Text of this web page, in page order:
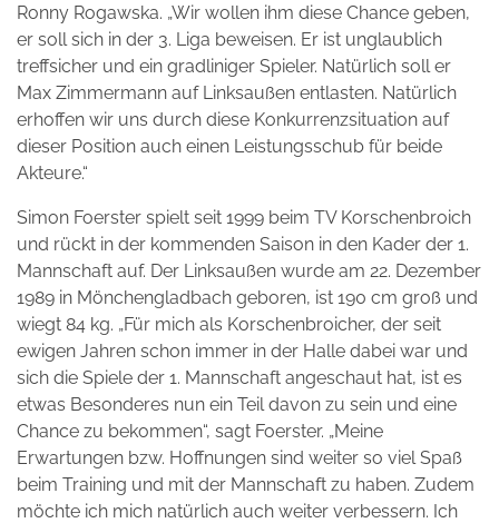
Ronny Rogawska. „Wir wollen ihm diese Chance geben,
er soll sich in der 3. Liga beweisen. Er ist unglaublich
treffsicher und ein gradliniger Spieler. Natürlich soll er
Max Zimmermann auf Linksaußen entlasten. Natürlich
erhoffen wir uns durch diese Konkurrenzsituation auf
dieser Position auch einen Leistungsschub für beide
Akteure.“
Simon Foerster spielt seit 1999 beim TV Korschenbroich
und rückt in der kommenden Saison in den Kader der 1.
Mannschaft auf. Der Linksaußen wurde am 22. Dezember
1989 in Mönchengladbach geboren, ist 190 cm groß und
wiegt 84 kg. „Für mich als Korschenbroicher, der seit
ewigen Jahren schon immer in der Halle dabei war und
sich die Spiele der 1. Mannschaft angeschaut hat, ist es
etwas Besonderes nun ein Teil davon zu sein und eine
Chance zu bekommen“, sagt Foerster. „Meine
Erwartungen bzw. Hoffnungen sind weiter so viel Spaß
beim Training und mit der Mannschaft zu haben. Zudem
möchte ich mich natürlich auch weiter verbessern. Ich